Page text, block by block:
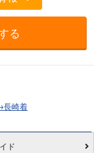
る
長崎着
ド